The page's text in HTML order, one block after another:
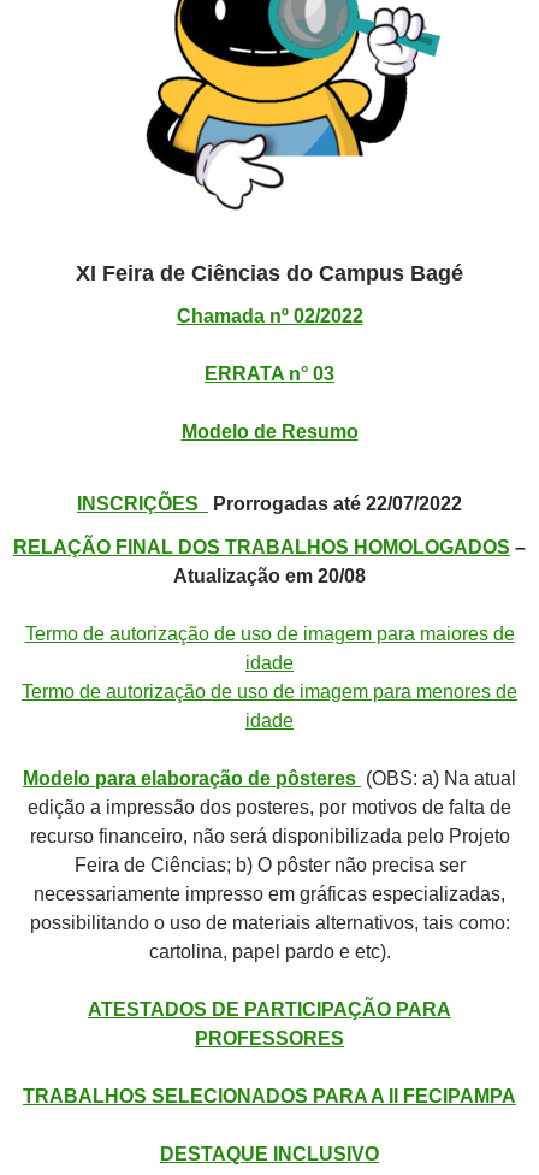
XI Feira de Ciências do Campus Bagé
Chamada nº 02/2022
ERRATA n° 03
Modelo de Resumo
INSCRIÇÕES Prorrogadas até 22/07/2022
RELAÇÃO FINAL DOS TRABALHOS HOMOLOGADOS –
Atualização em 20/08
Termo de autorização de uso de imagem para maiores de
idade
Termo de autorização de uso de imagem para menores de
idade
Modelo para elaboração de pôsteres (OBS: a) Na atual
edição a impressão dos posteres, por motivos de falta de
recurso financeiro, não será disponibilizada pelo Projeto
Feira de Ciências; b) O pôster não precisa ser
necessariamente impresso em gráficas especializadas,
possibilitando o uso de materiais alternativos, tais como:
cartolina, papel pardo e etc).
ATESTADOS DE PARTICIPAÇÃO PARA
PROFESSORES
TRABALHOS SELECIONADOS PARA A II FECIPAMPA
DESTAQUE INCLUSIVO